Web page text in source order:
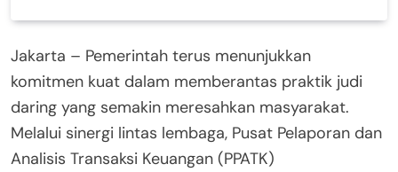
Jakarta – Pemerintah terus menunjukkan
komitmen kuat dalam memberantas praktik judi
daring yang semakin meresahkan masyarakat.
Melalui sinergi lintas lembaga, Pusat Pelaporan dan
Analisis Transaksi Keuangan (PPATK)